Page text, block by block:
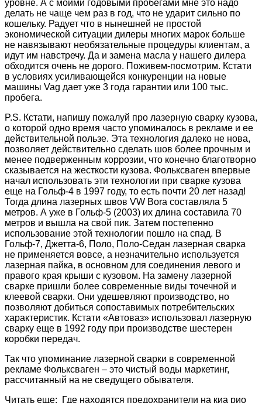
уровне. А с моими годовыми пробегами мне это надо
делать не чаще чем раз в год, что не ударит сильно по
кошельку. Радует что в нынешней не простой
экономической ситуации дилеры многих марок больше
не навязывают необязательные процедуры клиентам, а
идут им навстречу. Да и замена масла у нашего дилера
обходится очень не дорого. Поживем-посмотрим. Кстати
в условиях усиливающейся конкуренции на новые
машины Vag дает уже 3 года гарантии или 100 тыс.
пробега.
P.S. Кстати, напишу пожалуй про лазерную сварку кузова,
о которой одно время часто упоминалось в рекламе и ее
действительной пользе. Эта технология далеко не нова,
позволяет действительно сделать шов более прочным и
менее подверженным коррозии, что конечно благотворно
сказывается на жесткости кузова. Фольксваген впервые
начал использовать эти технологии при сварке кузова
еще на Гольф-4 в 1997 году, то есть почти 20 лет назад!
Тогда длина лазерных швов VW Bora составляла 5
метров. А уже в Гольф-5 (2003) их длина составила 70
метров и вышла на свой пик. Затем постепенно
использование этой технологии пошло на спад. В
Гольф-7, Джетта-6, Поло, Поло-Седан лазерная сварка
не применяется вовсе, а незначительно используется
лазерная пайка, в основном для соединения левого и
правого края крыши с кузовом. На замену лазерной
сварке пришли более современные виды точечной и
клеевой сварки. Они удешевляют производство, но
позволяют добиться сопоставимых потребительских
характеристик. Кстати «Автоваз» использовал лазерную
сварку еще в 1992 году при производстве шестерен
коробки передач.
Так что упоминание лазерной сварки в современной
рекламе Фольксваген – это чистый воды маркетинг,
рассчитанный на не сведущего обывателя.
Читать еще: Где находятся предохранители на киа рио